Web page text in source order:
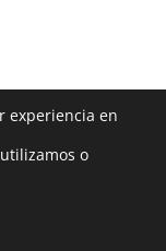
experiencia en
o